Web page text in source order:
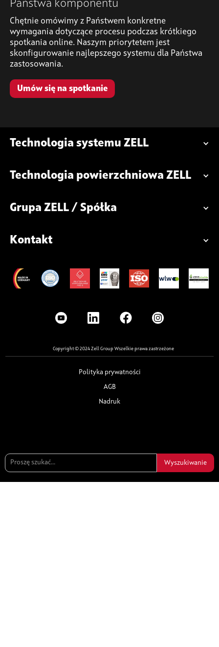
Państwa komponentu
Chętnie omówimy z Państwem konkretne
wymagania dotyczące procesu podczas krótkiego
spotkania online. Naszym priorytetem jest
skonfigurowanie najlepszego systemu dla Państwa
zastosowania.
Umów się na spotkanie
Technologia systemu ZELL
Technologia powierzchniowa ZELL
Grupa ZELL / Spółka
Kontakt
Copyright © 2024 Zell Group Wszelkie prawa zastrzeżone
Polityka prywatności
AGB
Nadruk